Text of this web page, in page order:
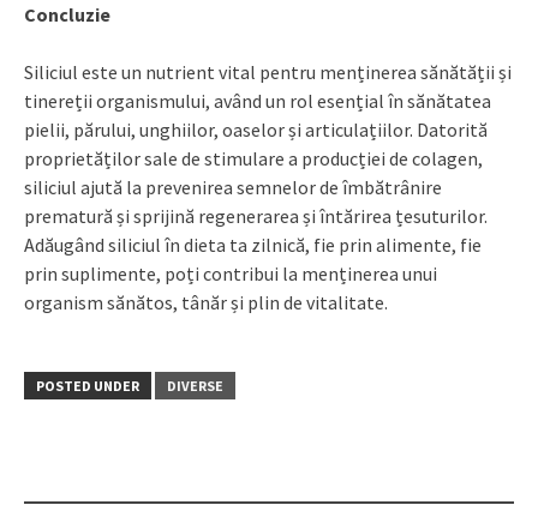
Concluzie
Siliciul este un nutrient vital pentru menținerea sănătății și
tinereții organismului, având un rol esențial în sănătatea
pielii, părului, unghiilor, oaselor și articulațiilor. Datorită
proprietăților sale de stimulare a producției de colagen,
siliciul ajută la prevenirea semnelor de îmbătrânire
prematură și sprijină regenerarea și întărirea țesuturilor.
Adăugând siliciul în dieta ta zilnică, fie prin alimente, fie
prin suplimente, poți contribui la menținerea unui
organism sănătos, tânăr și plin de vitalitate.
POSTED UNDER DIVERSE